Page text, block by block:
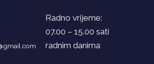
Radno vrijeme:
07.00 – 15.00 sati
radnim danima